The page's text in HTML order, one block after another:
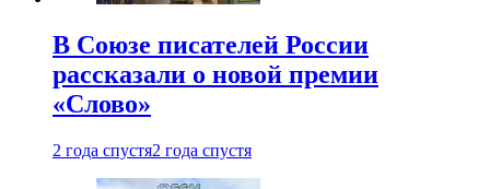
В Союзе писателей России
рассказали о новой премии
«Слово»
2 года спустя2 года спустя